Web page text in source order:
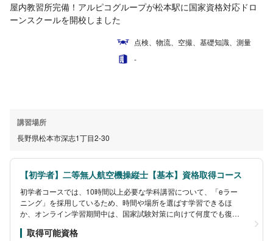
屋内教習所完備！アルピコグループが松本駅に国家資格対応ドロ
ーンスクールを開校しました
点検、物流、空撮、基礎知識、測量
-
講習場所
長野県松本市深志1丁目2-30
【初学者】二等無人航空機操縦士【基本】資格取得コース
初学者コースでは、10時間以上必要な学科講習について、「eラー
ニング」を採用しているため、時間や場所を選ばす学習できるほ
か、オンライン学習期間中は、国家試験対策に向けて何度でも復習
目は松本駅前の当アカデミー教習所で学びます。全くドローンに触
取得可能資格